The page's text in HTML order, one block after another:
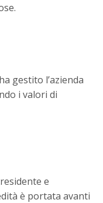
gestito l’azienda
i valori di
e
è portata avanti